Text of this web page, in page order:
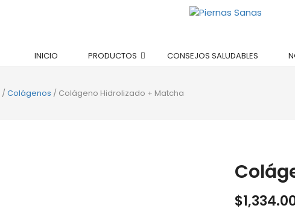
INICIO PRODUCTOS CONSEJOS SALUDABLES
/Colágenos / Colágeno Hidrolizado + Matcha
$